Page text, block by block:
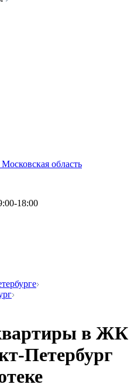
область
18:00
в ЖК
Петербург